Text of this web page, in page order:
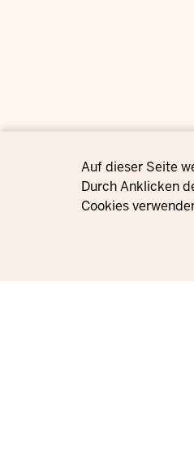
Privacy settingsAuf dieser Seite
Durch Anklicken
Cookies